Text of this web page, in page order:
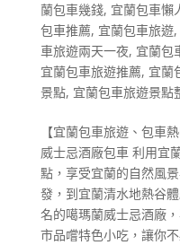
蘭包車幾錢, 宜蘭包車懶
包車推薦, 宜蘭包車旅遊,
車旅遊兩天一夜, 宜蘭包
宜蘭包車旅遊推薦, 宜蘭
景點, 宜蘭包車旅遊景點
【宜蘭包車旅遊、包車
威士忌酒廠包車 利用宜
點，享受宜蘭的自然風
發，到宜蘭清水地熱谷
名的噶瑪蘭威士忌酒廠
市品嚐特色小吃，讓你